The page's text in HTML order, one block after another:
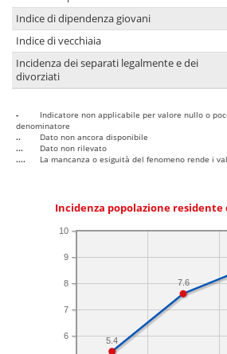
Indice di dipendenza giovani
Indice di vecchiaia
Incidenza dei separati legalmente e dei
divorziati
-
Indicatore non applicabile per valore nullo o
denominatore
..
Dato non ancora disponibile
...
Dato non rilevato
....
La mancanza o esiguità del fenomeno rende i
Incidenza popolazione residente
6
7
8
9
10
7.6
5.4